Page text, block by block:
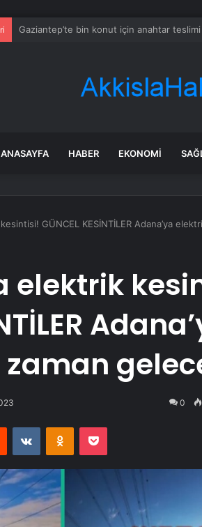
İstanbul’da 128 yeni noktaya daha EDS
ANASAYFA HABER EKONOMI
GÜNCEL KESİNTİLER Adana’ya
elektrik
0
Reddit VKontakteOdnoklassniki
Pocket